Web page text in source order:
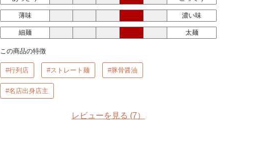
薄味 濃い味
細麺 太麺
この商品の特徴
#行列店 #ストレート麺 #豚骨醤油
#名店出身店主
レビューを見る (7）